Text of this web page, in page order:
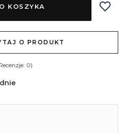
KOSZYKA
O PRODUKT
0)